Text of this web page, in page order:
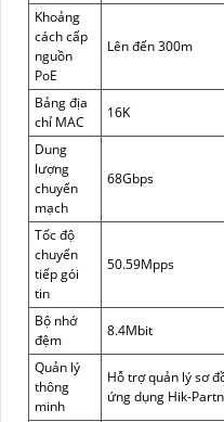
Khoảng
cách cấp
nguồn
PoE
Lên đến 300m
Bảng địa
chỉ MAC
16K
Dung
lượng
chuyển
mạch
68Gbps
Tốc độ
chuyển
tiếp gói
tin
50.59Mpps
Bộ nhớ
đệm
8.4Mbit
Quản lý
thông
minh
Hỗ trợ quản lý sơ
ứng dụng Hik-